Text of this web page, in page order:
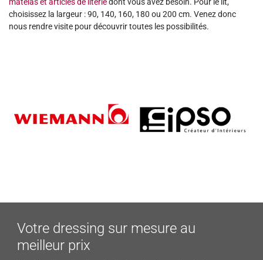
matelas et articles de literiedont vous avez besoin. Pour le lit,
choisissez la largeur : 90, 140, 160, 180 ou 200 cm. Venez donc
nous rendre visite pour découvrir toutes les possibilités.
Votre dressing sur mesure au
meilleur prix